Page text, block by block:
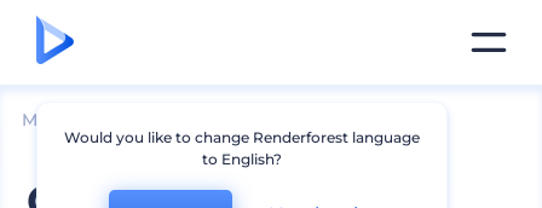
Mockups
Would you like to change Renderforest language
to English?